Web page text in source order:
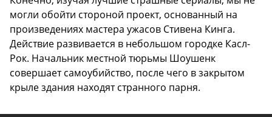
могли обойти стороной проект, основанный на
произведениях мастера ужасов Стивена Кинга.
Действие развивается в небольшом городке Касл-
Рок. Начальник местной тюрьмы Шоушенк
совершает самоубийство, после чего в закрытом
крыле здания находят странного парня.